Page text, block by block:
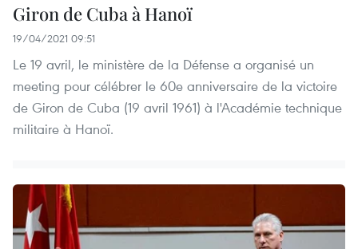
Giron de Cuba à Hanoï
19/04/2021 09:51
Le 19 avril, le ministère de la Défense a organisé un
meeting pour célébrer le 60e anniversaire de la victoire
de Giron de Cuba (19 avril 1961) à l'Académie technique
militaire à Hanoï.